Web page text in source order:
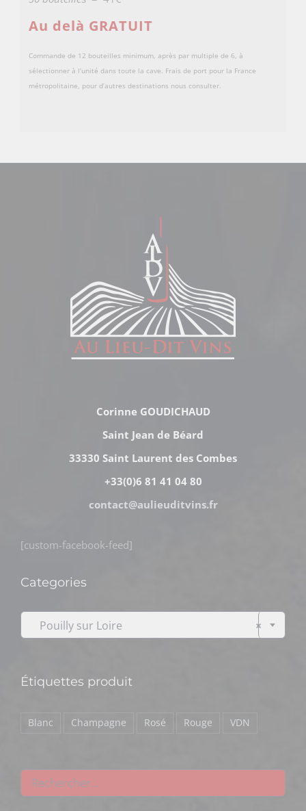
Au delà GRATUIT
Commande de 12 bouteilles minimum, après par multiple de 6, à
sélectionner à l’unité dans toute la cave. Frais de port pour la France
métropolitaine, pour d’autres destinations nous consulter.
Corinne GOUDICHAUD
Saint Jean de Béard
33330 Saint Laurent des Combes
+33(0)6 81 41 04 80
contact@aulieuditvins.fr
[custom-facebook-feed]
Categories
×
Pouilly sur Loire
Étiquettes produit
Blanc Champagne Rosé Rouge VDN